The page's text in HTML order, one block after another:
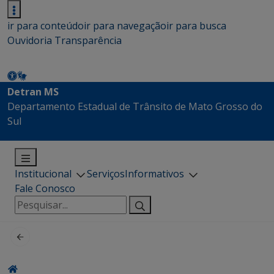
ir para conteúdoir para navegaçãoir para busca
Ouvidoria Transparência
Detran MS
Departamento Estadual de Trânsito de Mato Grosso do
Sul
Institucional ServiçosInformativos
Fale Conosco
Pesquisar
por: